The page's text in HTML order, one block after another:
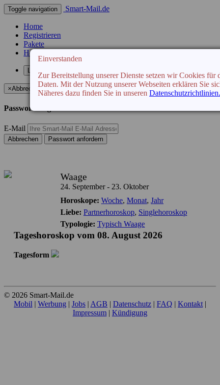
Toggle navigation Smart-Mail.de
Home
Registrieren
Pakete
Horoskop
Login
×Abbrechen
Passwort vergessen
E-Mail
Abbrechen Passwort anfordern
Waage
24. September - 23. Oktober
Horoskope: Woche, Monat, Jahr
Liebe: Partnerhoroskop, Singlehoroskop
Typologie: Typisch Waage
Tageshoroskop vom 08. August 2026
Tagesform
© 2026 Smart-Mail.de
Mobil | Werbung | Jobs | AGB | Datenschutz | FAQ | Kontakt |
Impressum | Kündigung
Einverstanden
Zur Bereitstellung unserer Dienste setzen wir Cookies für
Daten. Mit der Nutzung unserer Webseiten erklären Sie
Näheres dazu finden Sie in unseren Datenschutzrichtlinien.